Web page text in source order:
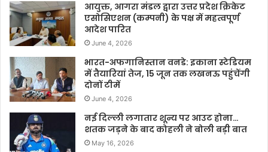
आयुक्त, आगरा मंडल द्वारा उत्तर प्रदेश क्रिकेट
एसोसिएशन (कम्पनी) के पक्ष में महत्वपूर्ण
आदेश पारित
June 4, 2026
भारत-अफगानिस्तान वनडे: इकाना स्टेडियम
में तैयारियां तेज, 15 जून तक लखनऊ पहुंचेंगी
दोनों टीमें
June 4, 2026
नई दिल्ली लगातार शून्य पर आउट होना…
शतक जड़ने के बाद कोहली ने बोली बड़ी बात
May 16, 2026